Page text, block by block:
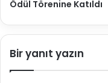
Ödül Törenine Katıldı
Bir yanıt yazın